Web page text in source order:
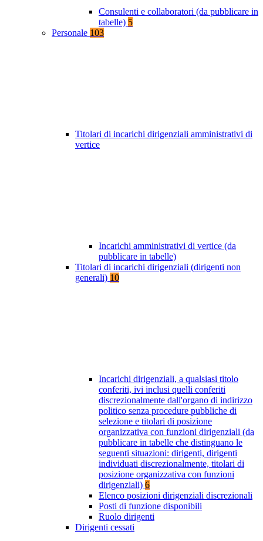
Consulenti e collaboratori (da pubblicare in
tabelle) 5
Personale 103
Titolari di incarichi dirigenziali amministrativi di
vertice
Incarichi amministrativi di vertice (da
pubblicare in tabelle)
Titolari di incarichi dirigenziali (dirigenti non
generali) 10
Incarichi dirigenziali, a qualsiasi titolo
conferiti, ivi inclusi quelli conferiti
discrezionalmente dall'organo di indirizzo
politico senza procedure pubbliche di
selezione e titolari di posizione
organizzativa con funzioni dirigenziali (da
pubblicare in tabelle che distinguano le
seguenti situazioni: dirigenti, dirigenti
individuati discrezionalmente, titolari di
posizione organizzativa con funzioni
dirigenziali) 6
Elenco posizioni dirigenziali discrezionali
Posti di funzione disponibili
Ruolo dirigenti
Dirigenti cessati